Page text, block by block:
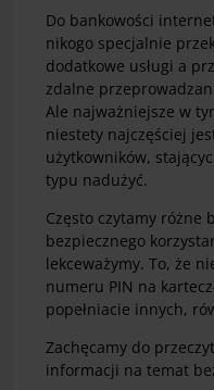
Do bankowości
nikogo specjalnie
dodatkowe usługi a
zdalne
Ale najważniejsze w
niestety najczęściej
użytkowników,
typu nadużyć.
Często czytamy różne
bezpiecznego
lekceważymy. To, że
numeru PIN na
popełniacie innych,
Zachęcamy do
informacji na temat